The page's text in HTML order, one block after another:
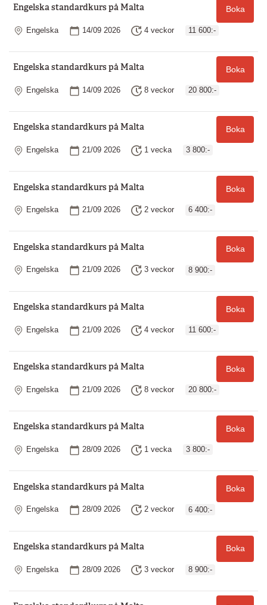
Engelska standardkurs på Malta Boka
Plats
Engelska Startdatum
14/09 2026 Längd
4 veckor 11 600:-
Engelska standardkurs på Malta Boka
Plats
Engelska Startdatum
14/09 2026 Längd
8 veckor 20 800:-
Engelska standardkurs på Malta Boka
Plats
Engelska Startdatum
21/09 2026 Längd
1 vecka 3 800:-
Engelska standardkurs på Malta Boka
Plats
Engelska Startdatum
21/09 2026 Längd
2 veckor 6 400:-
Engelska standardkurs på Malta Boka
Plats
Engelska Startdatum
21/09 2026 Längd
3 veckor 8 900:-
Engelska standardkurs på Malta Boka
Plats
Engelska Startdatum
21/09 2026 Längd
4 veckor 11 600:-
Engelska standardkurs på Malta Boka
Plats
Engelska Startdatum
21/09 2026 Längd
8 veckor 20 800:-
Engelska standardkurs på Malta Boka
Plats
Engelska Startdatum
28/09 2026 Längd
1 vecka 3 800:-
Engelska standardkurs på Malta Boka
Plats
Engelska Startdatum
28/09 2026 Längd
2 veckor 6 400:-
Engelska standardkurs på Malta Boka
Plats
Engelska Startdatum
28/09 2026 Längd
3 veckor 8 900:-